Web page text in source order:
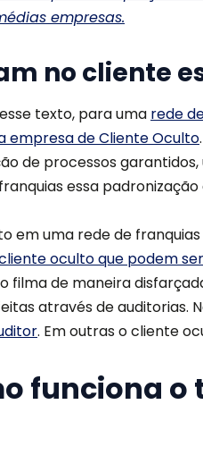
empresas.
no cliente
texto, para uma rede
empresa de Cliente Oculto
de processos
essa padronização
em uma rede de
oculto que podem
filma de maneira
através de auditorias.
. Em outras o cliente
funciona o